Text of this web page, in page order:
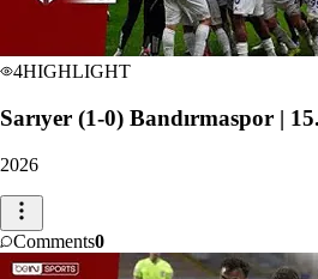
4HIGHLIGHT
Sarıyer (1-0) Bandırmaspor |
2026
Comments0